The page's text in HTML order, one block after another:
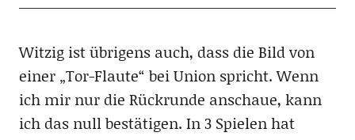
Witzig ist übrigens auch, dass die Bild von
einer „Tor-Flaute“ bei Union spricht. Wenn
ich mir nur die Rückrunde anschaue, kann
ich das null bestätigen. In 3 Spielen hat